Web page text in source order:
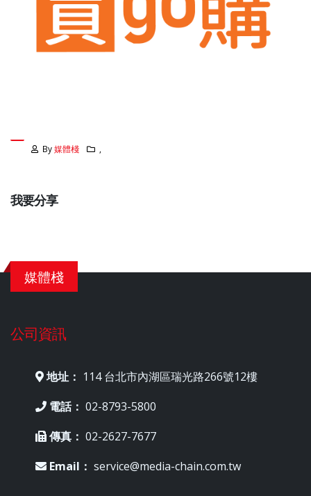
By媒體棧
我要分享
媒體棧
公司資訊
地址： 114 台北市內湖區瑞光路266號12樓
電話： 02-8793-5800
傳真： 02-2627-7677
Email： service@media-chain.com.tw